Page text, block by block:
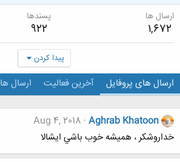
ارسال ها
1,672
پسندها
922
پیدا کردن
ارسال های پروفایل آخرین فعالیت ارسال ها
Aghrab Khatoon
Aug 4, 2018
خداروشكر ، هميشه خوب باشي ايشالا